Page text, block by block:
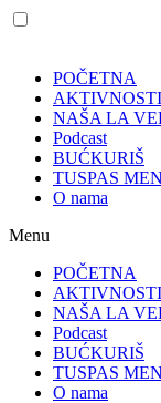
POČETNA
AKTIVNOSTI
NAŠA LA
Podcast
BUĆKURIŠ
TUSPAS
O nama
Menu
POČETNA
AKTIVNOSTI
NAŠA LA
Podcast
BUĆKURIŠ
TUSPAS
O nama